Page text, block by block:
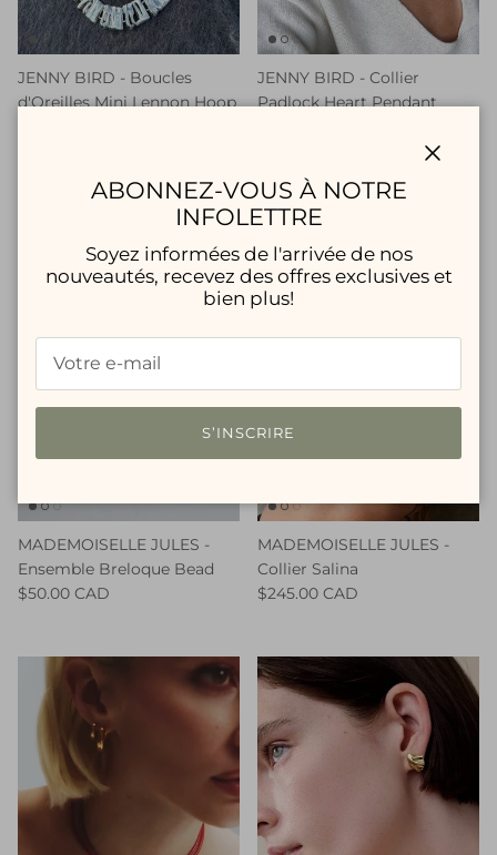
JENNY BIRD - Boucles
d'Oreilles Mini Lennon Hoop
JENNY BIRD - Collier
Padlock Heart Pendant
MADEMOISELLE JULES -
Ensemble Breloque Bead
$50.00 CAD
MADEMOISELLE JULES -
Collier Salina
$245.00 CAD
ABONNEZ-VOUS À NOTRE
INFOLETTRE
Soyez informées de l'arrivée de nos
nouveautés, recevez des offres exclusives et
bien plus!
S’INSCRIRE